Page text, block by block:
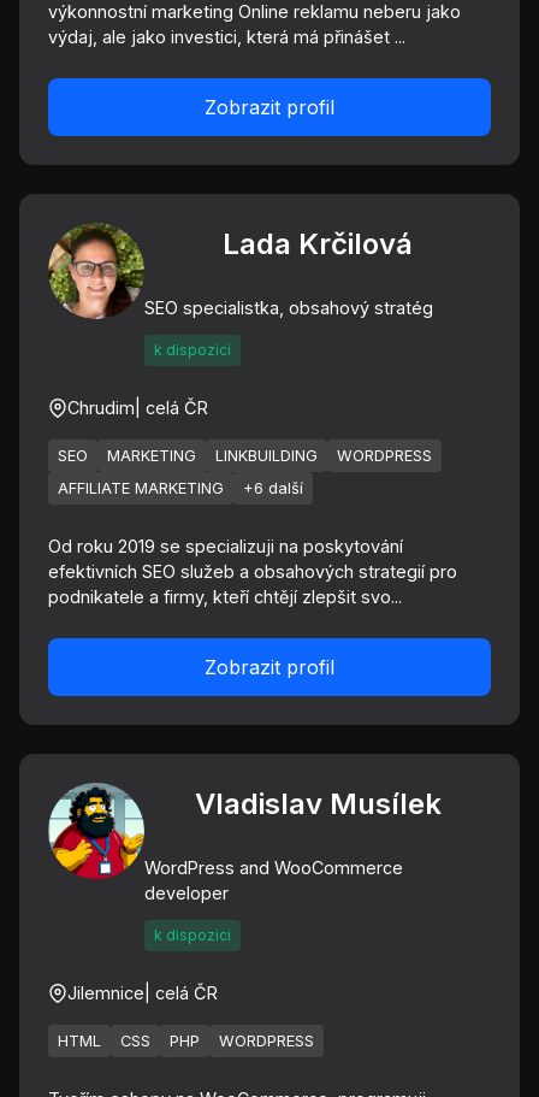
výkonnostní marketing Online reklamu neberu jako
výdaj, ale jako investici, která má přinášet ...
Zobrazit profil
Lada Krčilová
SEO specialistka, obsahový stratég
k dispozici
Chrudim | celá ČR
SEO MARKETING LINKBUILDING
WORDPRESS
AFFILIATE MARKETING
+6 další
Od roku 2019 se specializuji na poskytování
efektivních SEO služeb a obsahových strategií pro
podnikatele a firmy, kteří chtějí zlepšit svo...
Zobrazit profil
Vladislav Musílek
WordPress and WooCommerce
developer
k dispozici
Jilemnice | celá ČR
HTML CSS PHP WORDPRESS